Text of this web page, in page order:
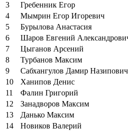
3
Гребенник Егор
4
Мымрин Егор Игоревич
5
Бурылова Анастасия
6
Шаров Евгений
7
Цыганов Арсений
8
Турбанов Максим
9
Сабхангулов Дамир Назипович
10
Ханипов Денис
11
Фалин Григорий
12
Занадворов Максим
13
Данько Максим
14
Новиков Валерий